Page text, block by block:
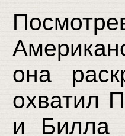
она
охватил
и Билла